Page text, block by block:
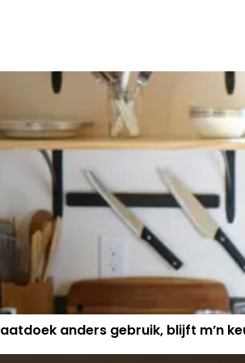
TRIEST NIEUWS
anders gebruik, blijft m’n